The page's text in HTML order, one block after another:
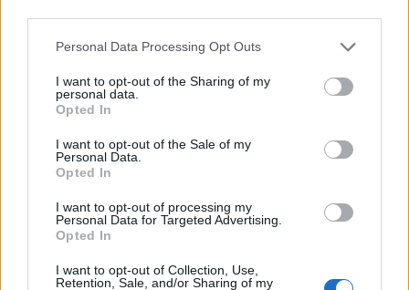
Please note that this website/app uses one or more Google
not limited to your visit or usage behaviour. You may click to
grant or deny consent to Google and its third-party tags to
use your data for below specified purposes in below Google
consent section.
Personal Data Processing Opt Outs
I want to opt-out of the Sharing of my
personal data.
Opted In
I want to opt-out of the Sale of my
Personal Data.
Opted In
I want to opt-out of processing my
Personal Data for Targeted Advertising.
Opted In
I want to opt-out of Collection, Use,
Retention, Sale, and/or Sharing of my
sostenibilità, creando così fiducia tra i consumatori
e gli investitori. In un contesto sempre più
consapevole delle problematiche ambientali, le
aziende che sapranno adattarsi e innovare in
questo campo saranno quelle che prospereranno
Staff